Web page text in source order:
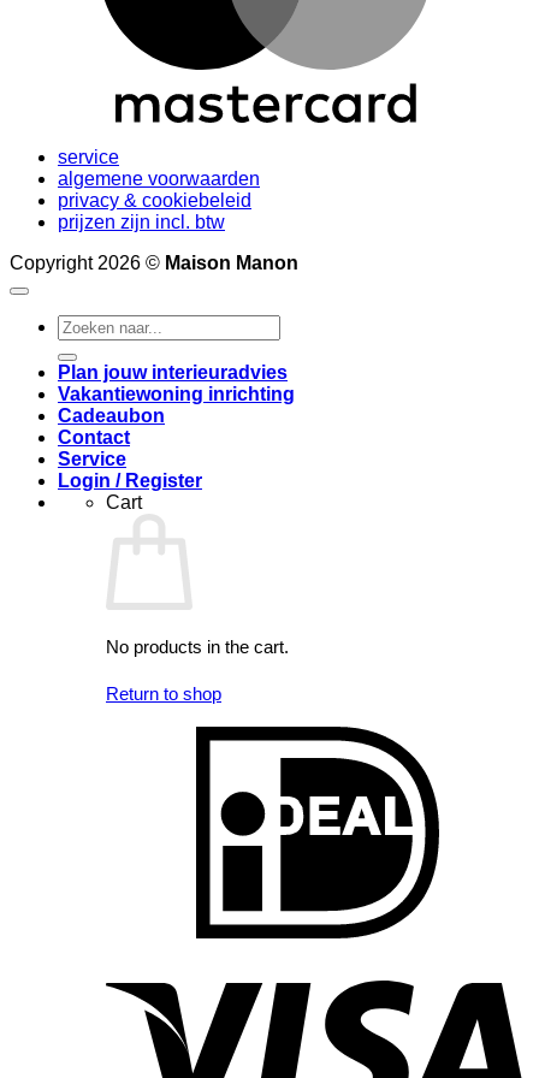
service
algemene voorwaarden
privacy & cookiebeleid
prijzen zijn incl. btw
Copyright 2026 © Maison Manon
Search
for:
Plan jouw interieuradvies
Vakantiewoning inrichting
Cadeaubon
Contact
Service
Login / Register
Cart
No products in the cart.
Return to shop